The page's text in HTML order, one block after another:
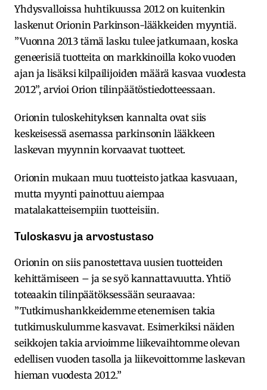
Yhdysvalloissa huhtikuussa 2012 on kuitenkin
laskenut Orionin Parkinson-lääkkeiden myyntiä.
”Vuonna 2013 tämä lasku tulee jatkumaan, koska
geneerisiä tuotteita on markkinoilla koko vuoden
ajan ja lisäksi kilpailijoiden määrä kasvaa vuodesta
2012”, arvioi Orion tilinpäätöstiedotteessaan.
Orionin tuloskehityksen kannalta ovat siis
keskeisessä asemassa parkinsonin lääkkeen
laskevan myynnin korvaavat tuotteet.
Orionin mukaan muu tuotteisto jatkaa kasvuaan,
mutta myynti painottuu aiempaa
matalakatteisempiin tuotteisiin.
Tuloskasvu ja arvostustaso
Orionin on siis panostettava uusien tuotteiden
kehittämiseen – ja se syö kannattavuutta. Yhtiö
toteaakin tilinpäätöksessään seuraavaa:
”Tutkimushankkeidemme etenemisen takia
tutkimuskulumme kasvavat. Esimerkiksi näiden
seikkojen takia arvioimme liikevaihtomme olevan
edellisen vuoden tasolla ja liikevoittomme laskevan
hieman vuodesta 2012.”